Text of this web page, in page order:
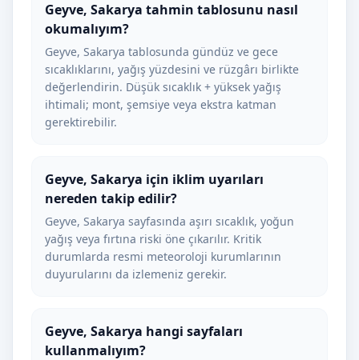
Geyve, Sakarya tahmin tablosunu nasıl
okumalıyım?
Geyve, Sakarya tablosunda gündüz ve gece
sıcaklıklarını, yağış yüzdesini ve rüzgârı birlikte
değerlendirin. Düşük sıcaklık + yüksek yağış
ihtimali; mont, şemsiye veya ekstra katman
gerektirebilir.
Geyve, Sakarya için iklim uyarıları
nereden takip edilir?
Geyve, Sakarya sayfasında aşırı sıcaklık, yoğun
yağış veya fırtına riski öne çıkarılır. Kritik
durumlarda resmi meteoroloji kurumlarının
duyurularını da izlemeniz gerekir.
Geyve, Sakarya hangi sayfaları
kullanmalıyım?